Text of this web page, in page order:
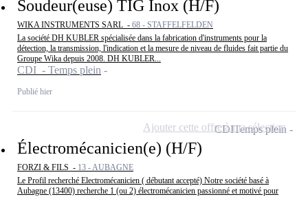
Soudeur(euse) TIG Inox (H/F)
WIKA INSTRUMENTS SARL - 68 - STAFFELFELDEN
La société DH KUBLER spécialisée dans la fabrication d'instruments pour la
détection, la transmission, l'indication et la mesure de niveau de fluides fait partie du
Groupe Wika depuis 2008. DH KUBLER...
CDI - Temps plein
Publié hier
Électromécanicien(e) (H/F)
FORZI & FILS - 13 - AUBAGNE
Le Profil recherché Electromécanicien ( débutant accepté) Notre société basé à
Aubagne (13400) recherche 1 (ou 2) électromécanicien passionné et motivé pour
CDITemps plein
Ajouter cette offre à ma sélection